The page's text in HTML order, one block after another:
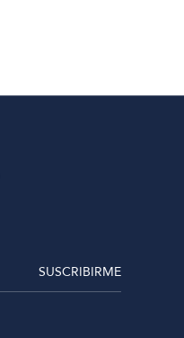
SUSCRIBIRME